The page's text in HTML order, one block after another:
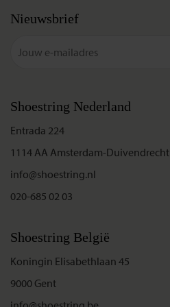
Nieuwsbrief
Shoestring Nederland
Entrada 224
1114 AA Amsterdam-Duivendrecht
info@shoestring.nl
020-685 02 03
Shoestring België
Koningin Elisabethlaan 45
9000 Gent